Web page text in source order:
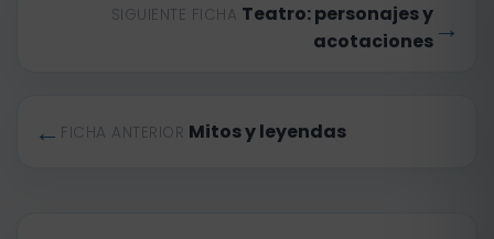
← FICHA ANTERIOR Mitos y leyendas
SIGUIENTE FICHA Teatro: personajes y
acotaciones →